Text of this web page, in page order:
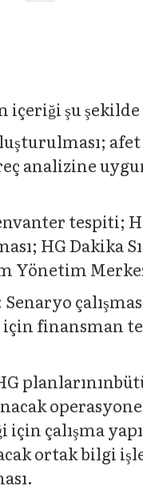
şu
analizine
tespiti;
HG Dakika
Yönetim
için finansman
çalışma
ortak bilgi